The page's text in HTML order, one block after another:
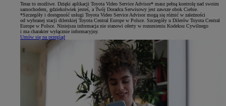
Teraz to możliwe. Dzięki aplikacji Toyota Video Service Advisor* masz pełną kontrolę nad swoim
samochodem, gdziekolwiek jesteś, a Twój Doradca Serwisowy jest zawsze obok Ciebie.
*Szczegóły i dostępność usługi Toyota Video Service Advisor mogą się różnić w zależności
od wybranej stacji dilerskiej Toyota Central Europe w Polsce. Szczegóły u Dilerów Toyota Central
Europe w Polsce. Niniejsza informacja nie stanowi oferty w rozumieniu Kodeksu Cywilnego
i ma charakter wyłącznie informacyjny.
Umów się na przegląd